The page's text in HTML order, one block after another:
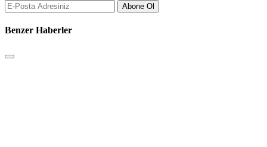
Abone Ol
Benzer Haberler